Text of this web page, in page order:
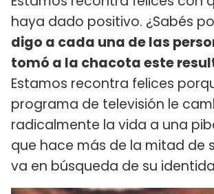
haya dado positivo. ¿Sabés
digo a cada una de las
tomó a la chacota este
Estamos recontra felices
programa de televisión le
radicalmente la vida a una
que hace más de la mitad de
va en búsqueda de su